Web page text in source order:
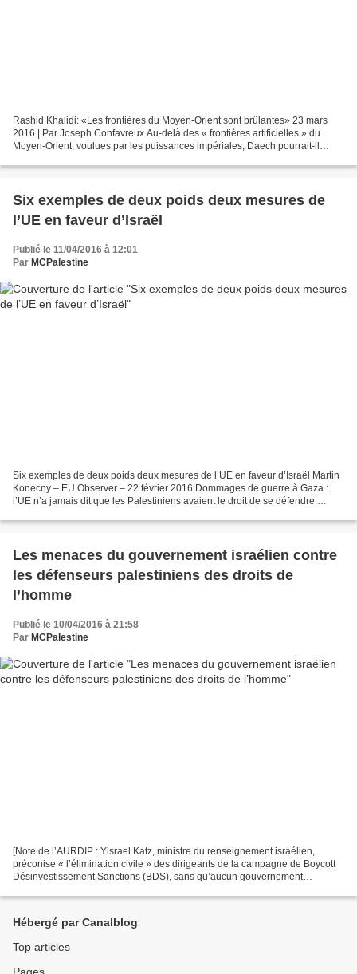
Rashid Khalidi: «Les frontières du Moyen-Orient sont brûlantes» 23 mars
2016 | Par Joseph Confavreux Au-delà des « frontières artificielles » du
Moyen-Orient, voulues par les puissances impériales, Daech pourrait-il
Six exemples de deux poids deux mesures de
l’UE en faveur d’Israël
Publié le 11/04/2016 à 12:01
Par MCPalestine
Six exemples de deux poids deux mesures de l’UE en faveur d’Israël Martin
Konecny – EU Observer – 22 février 2016 Dommages de guerre à Gaza :
l’UE n’a jamais dit que les Palestiniens avaient le droit de se défendre.
Les menaces du gouvernement israélien contre
les défenseurs palestiniens des droits de
l’homme
Publié le 10/04/2016 à 21:58
Par MCPalestine
[Note de l’AURDIP : Yisrael Katz, ministre du renseignement israélien,
préconise « l’élimination civile » des dirigeants de la campagne de Boycott
Désinvestissement Sanctions (BDS), sans qu’aucun gouvernement
Hébergé par Canalblog
Top articles